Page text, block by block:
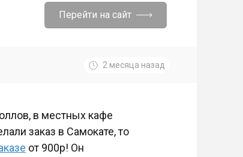
Перейти на сайт
2 месяца назад
в местных кафе
заказ в Самокате, то
от 900р! Он